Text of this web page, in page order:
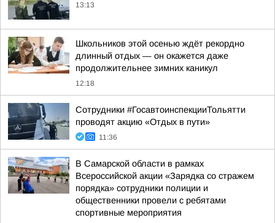
13:13
Школьников этой осенью ждёт рекордно
длинный отдых — он окажется даже
продолжительнее зимних каникул
12:18
Сотрудники #ГосавтоинспекцииТольятти
проводят акцию «Отдых в пути»
11:36
В Самарской области в рамках
Всероссийской акции «Зарядка со стражем
порядка» сотрудники полиции и
общественники провели с ребятами
спортивные мероприятия